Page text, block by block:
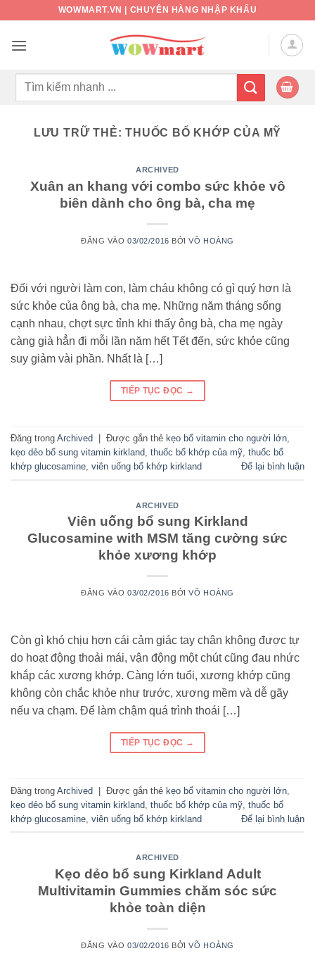
nội
WOWMART.VN | CHUYÊN HÀNG NHẬP KHẨU
Tìm
LƯU TRỮ THẺ:THUỐC BỔ KHỚP CỦA MỸ
ARCHIVED
Xuân an khang với combo sức khỏe vô
biên dành cho ông bà, cha mẹ
ĐĂNG VÀO03/02/2016 BỞIVÕ HOÀNG
Đối với người làm con, làm cháu không có gì quý hơn là
sức khỏe của ông bà, cha mẹ. Những năm tháng sống
cạnh nhau, chợt sực tỉnh khi thấy ông bà, cha mẹ ngày
càng già hẳn đi mỗi lần năm hết Tết đến, sức khỏe cũng
suy giảm vài phần. Nhất là […]
TIẾP TỤC ĐỌC →
Đăng trong Archived Được gắn thẻ kẹo bổ vitamin cho người lớn,
kẹo dẻo bổ sung vitamin kirkland, thuốc bổ khớp của mỹ, thuốc bổ
khớp glucosamine, viên uống bổ khớp kirkland Để lại bình luận
ARCHIVED
Viên uống bổ sung Kirkland
Glucosamine with MSM tăng cường sức
khỏe xương khớp
ĐĂNG VÀO03/02/2016 BỞIVÕ HOÀNG
Còn gì khó chịu hơn cái cảm giác tay chân không được tự
do hoạt động thoải mái, vận động một chút cũng đau nhức
khắp các xương khớp. Càng lớn tuổi, xương khớp cũng
không còn chắc khỏe như trước, xương mềm và dễ gãy
nếu va chạm. Để làm chậm quá trình thoái […]
TIẾP TỤC ĐỌC →
Đăng trong Archived Được gắn thẻ kẹo bổ vitamin cho người lớn
kẹo dẻo bổ sung vitamin kirkland thuốc bổ khớp của mỹ thuốc bổ
khớp glucosamine viên uống bổ khớp kirkland Để lại bình luận
ARCHIVED
Kẹo dẻo bổ sung Kirkland Adult
Multivitamin Gummies chăm sóc sức
khỏe toàn diện
ĐĂNG VÀO03/02/2016 BỞIVÕ HOÀNG